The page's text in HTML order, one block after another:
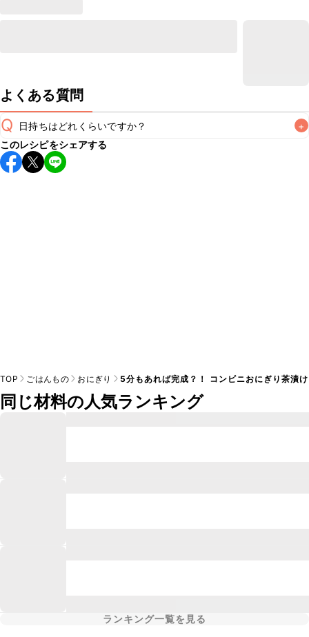
よくある質問
Q 日持ちはどれくらいですか？ +
こちらのレシピは出来たてをお召し上がりいただくことをお
すすめします。
このレシピをシェアする
TOP ごはんもの おにぎり 5分もあれば完成？！ コンビニおにぎり茶漬け
同じ材料の人気ランキング
ランキング一覧を見る